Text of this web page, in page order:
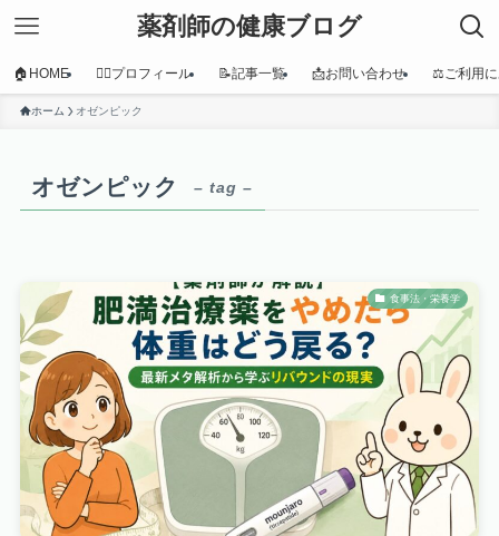
薬剤師の健康ブログ
🏠HOME 👩‍⚕️プロフィール 📝記事一覧 📩お問い合わせ ⚖️ご利用
ホーム オゼンピック
オゼンピック – tag –
食事法・栄養学